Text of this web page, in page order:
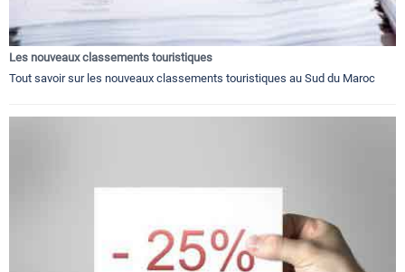
Les nouveaux classements touristiques
Tout savoir sur les nouveaux classements touristiques au Sud du Maroc